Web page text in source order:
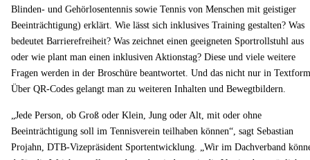
Blinden- und Gehörlosentennis sowie Tennis von Menschen mit geistiger
Beeinträchtigung) erklärt. Wie lässt sich inklusives Training gestalten? Was
bedeutet Barrierefreiheit? Was zeichnet einen geeigneten Sportrollstuhl aus
oder wie plant man einen inklusiven Aktionstag? Diese und viele weitere
Fragen werden in der Broschüre beantwortet. Und das nicht nur in
Über QR-Codes gelangt man zu weiteren Inhalten und Bewegtbildern.
„Jede Person, ob Groß oder Klein, Jung oder Alt, mit oder ohne
Beeinträchtigung soll im Tennisverein teilhaben können“, sagt Sebastian
Projahn, DTB-Vizepräsident Sportentwicklung. „Wir im Dachverband